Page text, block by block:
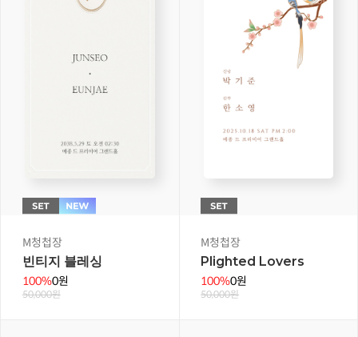
M청첩장
빈티지 블레싱
100%0원
50,000원
M청첩장
Plighted Lovers
100%0원
50,000원